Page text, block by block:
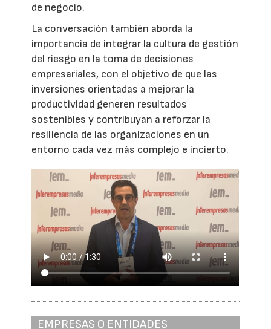
de negocio.
La conversación también aborda la
importancia de integrar la cultura de gestión
del riesgo en la toma de decisiones
empresariales, con el objetivo de que las
inversiones orientadas a mejorar la
productividad generen resultados
sostenibles y contribuyan a reforzar la
resiliencia de las organizaciones en un
entorno cada vez más complejo e incierto.
EMPRESAS O ENTIDADES